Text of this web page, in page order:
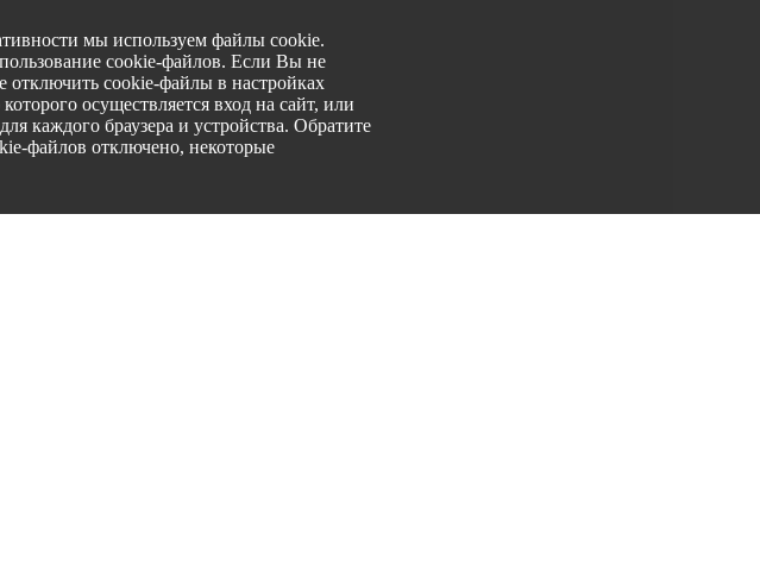
мы используем файлы cookie.
cookie-файлов. Если Вы не
cookie-файлы в настройках
осуществляется вход на сайт, или
каждого браузера и устройства. Обратите
файлов отключено, некоторые